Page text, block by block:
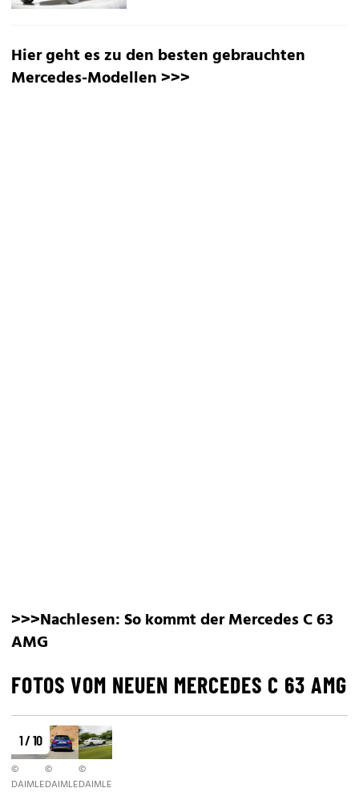
Hier geht es zu den besten gebrauchten
Mercedes-Modellen >>>
>>>Nachlesen:So kommt der Mercedes C 63
AMG
FOTOS VOM NEUEN MERCEDES C 63 AMG
1 / 10
©
DAIMLER
©
DAIMLER
©
DAIMLER